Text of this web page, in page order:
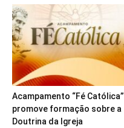
Acampamento “Fé Católica”
promove formação sobre a
Doutrina da Igreja